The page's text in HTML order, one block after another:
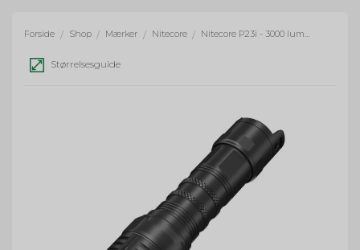
n
Forside / Shop / Mærker / Nitecore / Nitecore P23i - 3000 lumens
Størrelsesguide